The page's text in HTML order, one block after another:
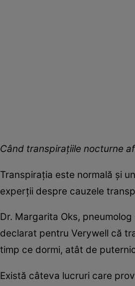
Când transpirațiile nocturne
Transpirația este normală și
experții despre cauzele
Dr. Margarita Oks,
declarat pentru Verywell că
timp ce dormi, atât de
Există câteva lucruri care